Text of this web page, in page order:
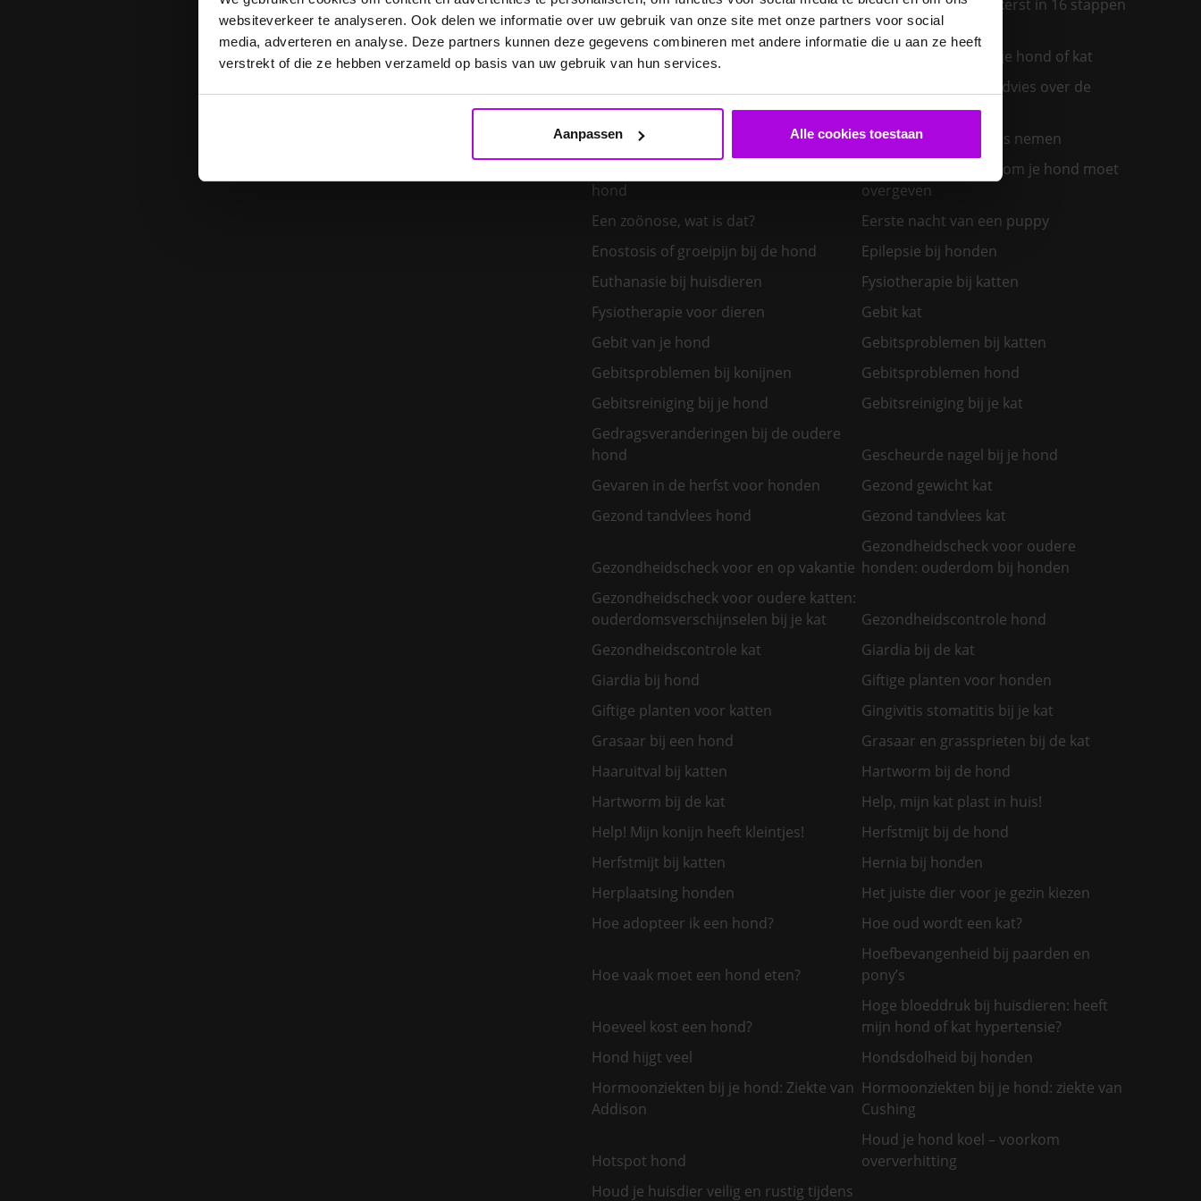
websiteverkeer te analyseren. Ook delen we informatie over uw gebruik van onze site met onze partners voor social
media, adverteren en analyse. Deze partners kunnen deze gegevens combineren met andere informatie die u aan ze heeft
verstrekt of die ze hebben verzameld op basis van uw gebruik van hun services.
Aanpassen Alle cookies toestaan
E. cuniculi bij het konijn
Een diervriendelijke kerst in 16 stappen
Een hond kiezen – welk hondenras past
bij mij?
Een insectenbeet bij je hond of kat
Een klein huisdier kiezen
Een konijn in huis – advies over de
verzorging
Een nieuw kitten in huis
Een nieuwe kat in huis nemen
hond
Een zieke hond: waarom je hond moet
overgeven
Een zoönose, wat is dat?
Eerste nacht van een puppy
Enostosis of groeipijn bij de hond
Epilepsie bij honden
Euthanasie bij huisdieren
Fysiotherapie bij katten
Fysiotherapie voor dieren
Gebit kat
Gebit van je hond
Gebitsproblemen bij katten
Gebitsproblemen bij konijnen
Gebitsproblemen hond
Gebitsreiniging bij je hond
Gebitsreiniging bij je kat
Gedragsveranderingen bij de oudere
hond
Gescheurde nagel bij je hond
Gevaren in de herfst voor honden
Gezond gewicht kat
Gezond tandvlees hond
Gezond tandvlees kat
Gezondheidscheck voor en op vakantie
Gezondheidscheck voor oudere
honden: ouderdom bij honden
Gezondheidscheck voor oudere katten:
ouderdomsverschijnselen bij je kat
Gezondheidscontrole hond
Gezondheidscontrole kat
Giardia bij de kat
Giardia bij hond
Giftige planten voor honden
Giftige planten voor katten
Gingivitis stomatitis bij je kat
Grasaar bij een hond
Grasaar en grassprieten bij de kat
Haaruitval bij katten
Hartworm bij de hond
Hartworm bij de kat
Help, mijn kat plast in huis!
Help! Mijn konijn heeft kleintjes!
Herfstmijt bij de hond
Herfstmijt bij katten
Hernia bij honden
Herplaatsing honden
Het juiste dier voor je gezin kiezen
Hoe adopteer ik een hond?
Hoe oud wordt een kat?
Hoe vaak moet een hond eten?
Hoefbevangenheid bij paarden en
pony’s
Hoeveel kost een hond?
Hoge bloeddruk bij huisdieren: heeft
mijn hond of kat hypertensie?
Hond hijgt veel
Hondsdolheid bij honden
Hormoonziekten bij je hond: Ziekte van
Addison
Hormoonziekten bij je hond: ziekte van
Cushing
Hotspot hond
Houd je hond koel – voorkom
oververhitting
Houd je huisdier veilig en rustig tijdens